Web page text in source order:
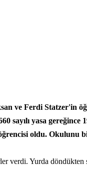
ve Ferdi Statzer'in
sayılı yasa gereğince
oldu. Okulunu
verdi. Yurda döndükten